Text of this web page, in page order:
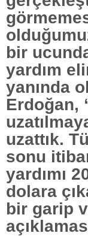
bir
yardım
yanında
Erdoğan,
uzattık.
sonu
yardımı
dolara
bir garip